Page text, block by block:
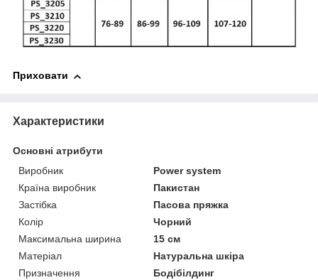
Приховати
Характеристики
Основні атрибути
Виробник
Power system
Країна виробник
Пакистан
Застібка
Пасова пряжка
Колір
Чорний
Максимальна ширина
15 см
Матеріал
Натуральна шкіра
Призначення
Бодібілдинг